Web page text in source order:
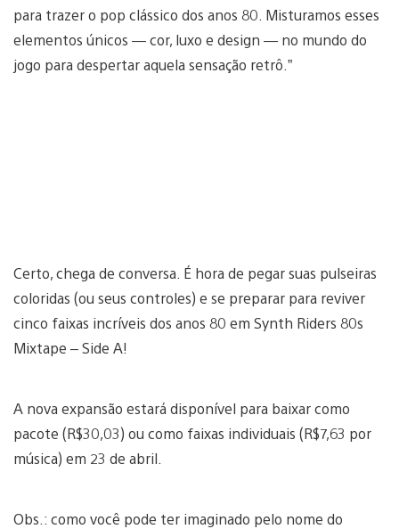
para trazer o pop clássico dos anos 80. Misturamos esses
elementos únicos — cor, luxo e design — no mundo do
jogo para despertar aquela sensação retrô.”
Certo, chega de conversa. É hora de pegar suas pulseiras
coloridas (ou seus controles) e se preparar para reviver
cinco faixas incríveis dos anos 80 em Synth Riders 80s
Mixtape – Side A!
A nova expansão estará disponível para baixar como
pacote (R$30,03) ou como faixas individuais (R$7,63 por
música) em 23 de abril.
Obs.: como você pode ter imaginado pelo nome do